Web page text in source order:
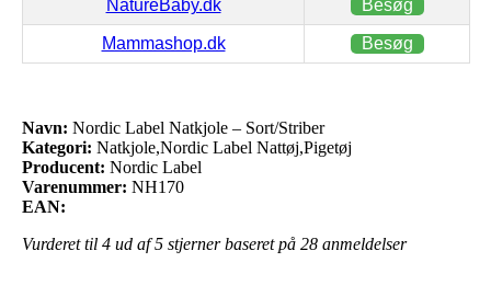
NatureBaby.dk Besøg
Mammashop.dk Besøg
Navn: Nordic Label Natkjole – Sort/Striber
Kategori: Natkjole,Nordic Label Nattøj,Pigetøj
Producent: Nordic Label
Varenummer: NH170
EAN:
Vurderet til 4 ud af 5 stjerner baseret på 28 anmeldelser